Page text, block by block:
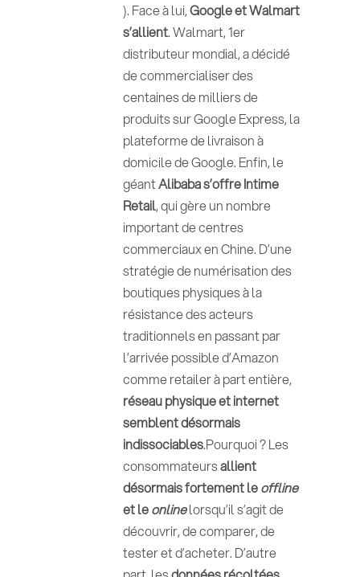
). Face à lui,Google et Walmart
s’allient. Walmart, 1er
distributeur mondial, a décidé
de commercialiser des
centaines de milliers de
produits sur Google Express, la
plateforme de livraison à
domicile de Google. Enfin, le
géantAlibaba s’offre Intime
Retail, qui gère un nombre
important de centres
commerciaux en Chine. D’une
stratégie de numérisation des
boutiques physiques à la
résistance des acteurs
traditionnels en passant par
l’arrivée possible d’Amazon
comme retailer à part entière,
réseau physique et internet
semblent désormais
indissociables.Pourquoi ? Les
consommateursallient
désormais fortement leoffline
et leonlinelorsqu’il s’agit de
découvrir, de comparer, de
tester et d’acheter. D’autre